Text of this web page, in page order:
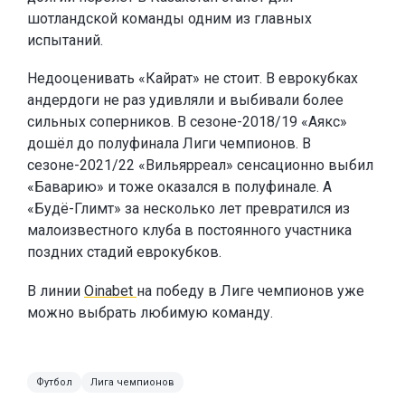
шотландской команды одним из главных
испытаний.
Недооценивать «Кайрат» не стоит. В еврокубках
андердоги не раз удивляли и выбивали более
сильных соперников. В сезоне-2018/19 «Аякс»
дошёл до полуфинала Лиги чемпионов. В
сезоне-2021/22 «Вильярреал» сенсационно выбил
«Баварию» и тоже оказался в полуфинале. А
«Будё-Глимт» за несколько лет превратился из
малоизвестного клуба в постоянного участника
поздних стадий еврокубков.
В линии Oinabet на победу в Лиге чемпионов уже
можно выбрать любимую команду.
Футбол Лига чемпионов